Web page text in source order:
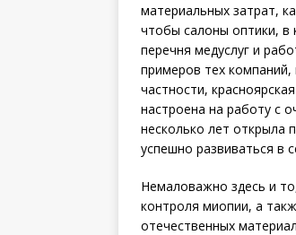
материальных затрат,
чтобы салоны оптики, в
перечня медуслуг и
примеров тех
частности,
настроена на работу с
несколько лет открыла
успешно развиваться в
Немаловажно здесь и
контроля миопии, а
отечественных